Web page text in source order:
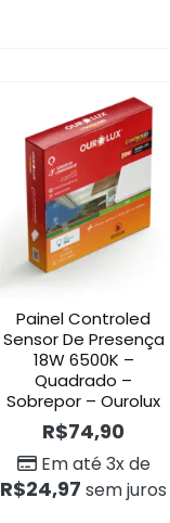
Painel Controled
Sensor De Presença
18W 6500K –
Quadrado –
Sobrepor – Ourolux
R$74,90
Em até 3x de
R$24,97 sem juros